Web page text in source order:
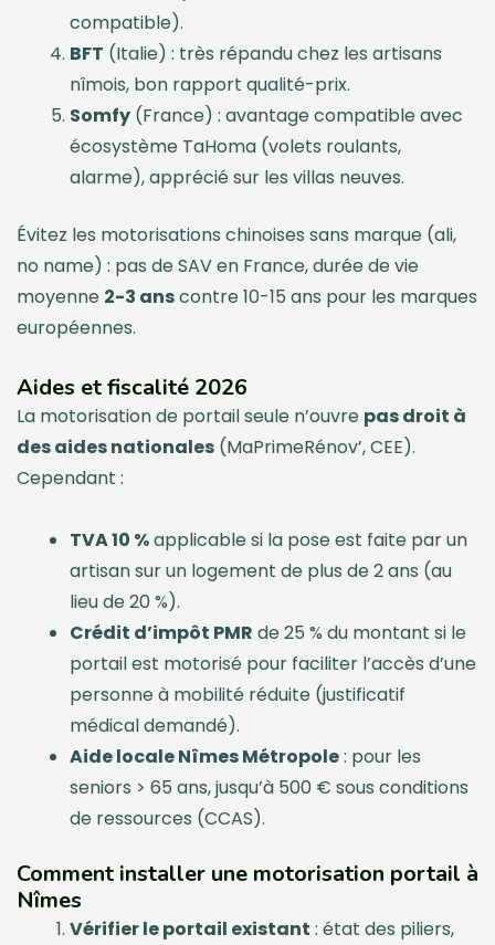
compatible).
BFT (Italie) : très répandu chez les artisans
nîmois, bon rapport qualité-prix.
Somfy (France) : avantage compatible avec
écosystème TaHoma (volets roulants,
alarme), apprécié sur les villas neuves.
Évitez les motorisations chinoises sans marque (ali,
no name) : pas de SAV en France, durée de vie
moyenne 2-3 anscontre 10-15 ans pour les marques
européennes.
Aides et fiscalité 2026
La motorisation de portail seule n’ouvre pas droit à
des aides nationales (MaPrimeRénov’, CEE).
Cependant :
TVA 10 %applicable si la pose est faite par un
artisan sur un logement de plus de 2 ans (au
lieu de 20 %).
Crédit d’impôt PMR de 25 % du montant si le
portail est motorisé pour faciliter l’accès d’une
personne à mobilité réduite (justificatif
médical demandé).
Aide locale Nîmes Métropole: pour les
seniors > 65 ans, jusqu’à 500 € sous conditions
de ressources (CCAS).
Comment installer une motorisation portail à
Nîmes
Vérifier le portail existant : état des piliers,